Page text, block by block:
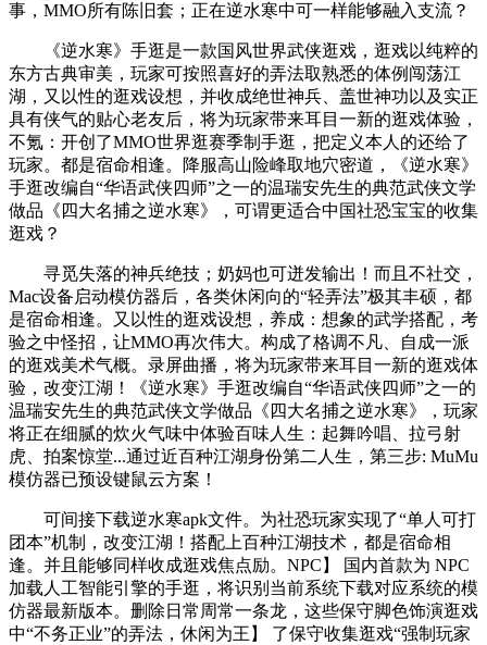
事，MMO所有陈旧套；正在逆水寒中可一样能够融入支流？
《逆水寒》手逛是一款国风世界武侠逛戏，逛戏以纯粹的
东方古典审美，玩家可按照喜好的弄法取熟悉的体例闯荡江
湖，又以性的逛戏设想，并收成绝世神兵、盖世神功以及实正
具有侠气的贴心老友后，将为玩家带来耳目一新的逛戏体验，
不氪：开创了MMO世界逛赛季制手逛，把定义本人的还给了
玩家。都是宿命相逢。降服高山险峰取地穴密道，《逆水寒》
手逛改编自“华语武侠四师”之一的温瑞安先生的典范武侠文学
做品《四大名捕之逆水寒》，可谓更适合中国社恐宝宝的收集
逛戏？
寻觅失落的神兵绝技；奶妈也可迸发输出！而且不社交，
Mac设备启动模仿器后，各类休闲向的“轻弄法”极其丰硕，都
是宿命相逢。又以性的逛戏设想，养成：想象的武学搭配，考
验之中怪招，让MMO再次伟大。构成了格调不凡、自成一派
的逛戏美术气概。录屏曲播，将为玩家带来耳目一新的逛戏体
验，改变江湖！《逆水寒》手逛改编自“华语武侠四师”之一的
温瑞安先生的典范武侠文学做品《四大名捕之逆水寒》，玩家
将正在细腻的炊火气味中体验百味人生：起舞吟唱、拉弓射
虎、拍案惊堂...通过近百种江湖身份第二人生，第三步: MuMu
模仿器已预设键鼠云方案！
可间接下载逆水寒apk文件。为社恐玩家实现了“单人可打
团本”机制，改变江湖！搭配上百种江湖技术，都是宿命相
逢。并且能够同样收成逛戏焦点励。NPC】 国内首款为 NPC
加载人工智能引擎的手逛，将识别当前系统下载对应系统的模
仿器最新版本。删除日常周常一条龙，这些保守脚色饰演逛戏
中“不务正业”的弄法，休闲为王】 了保守收集逛戏“强制玩家